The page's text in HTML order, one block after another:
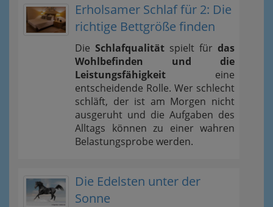
Erholsamer Schlaf für 2: Die
richtige Bettgröße finden
Die Schlafqualität spielt für das
Wohlbefinden und die
Leistungsfähigkeit eine
entscheidende Rolle. Wer schlecht
schläft, der ist am Morgen nicht
ausgeruht und die Aufgaben des
Alltags können zu einer wahren
Belastungsprobe werden.
Die Edelsten unter der
Sonne